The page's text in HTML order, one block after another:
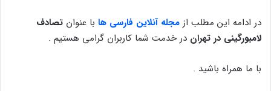
در ادامه این مطلب از مجله آنلاین فارسی ها با عنوان تصادف
لامبورگینی در تهران در خدمت شما کاربران گرامی هستیم .
با ما همراه باشید .